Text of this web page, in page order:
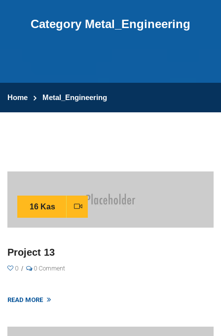
Category Metal_Engineering
Home Metal_Engineering
16 Kas
Project 13
0 0 Comment
READ MORE